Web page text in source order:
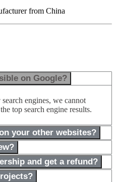
from China
on Google?
engines, we cannot
top search engine results.
your other websites?
and get a refund?